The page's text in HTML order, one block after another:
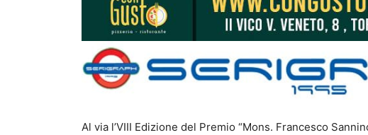
Al via l’VIII Edizione del Premio “Mons. Francesco